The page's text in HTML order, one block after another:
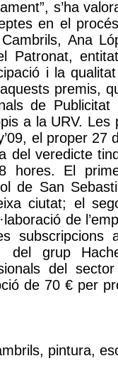
s’ha
en el
Ana
Patronat,
i la
premis,
de
a la URV. Les
el proper 27
del veredicte
hores. El
de San
ciutat; el
de
subscripcions
del grup
del
de 70 € per
, pintura,